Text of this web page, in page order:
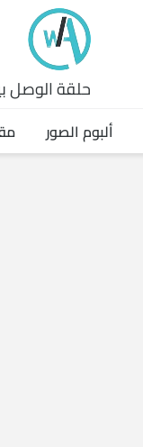
حلقة الوصل
ألبوم الصور